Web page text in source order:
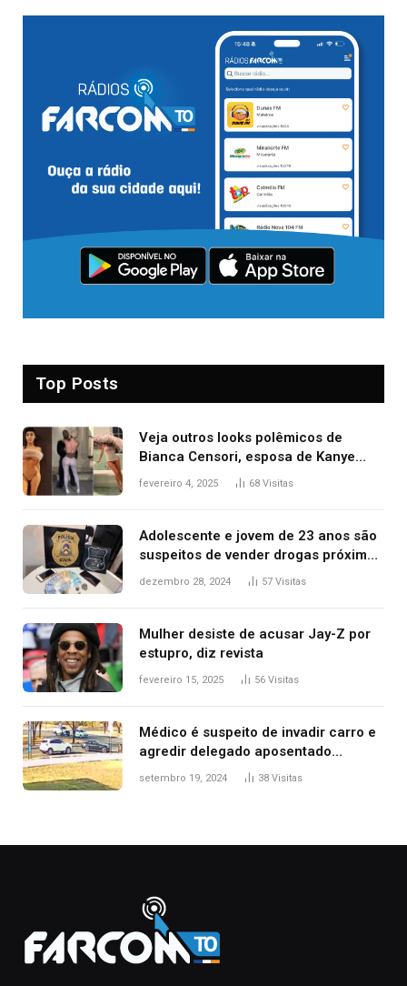
Top Posts
Veja outros looks polêmicos de
Bianca Censori, esposa de Kanye
West que apareceu nua no Grammy
fevereiro 4, 2025 68 Visitas
Adolescente e jovem de 23 anos são
suspeitos de vender drogas próximo
de delegacia e escola, diz polícia
dezembro 28, 2024 57 Visitas
Mulher desiste de acusar Jay-Z por
estupro, diz revista
fevereiro 15, 2025 56 Visitas
Médico é suspeito de invadir carro e
agredir delegado aposentado
durante confusão no trânsito
setembro 19, 2024 38 Visitas